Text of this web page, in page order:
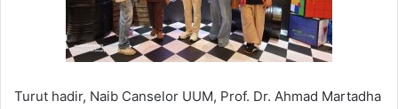
Turut hadir, Naib Canselor UUM, Prof. Dr. Ahmad Martadha